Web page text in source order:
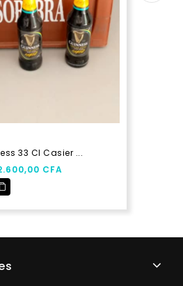
33 Cl Casier ...
CFA